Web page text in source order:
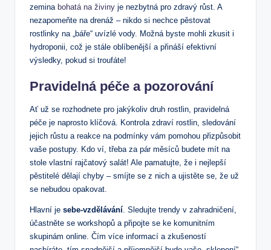
zemina bohatá na živiny ‌je ⁣nezbytná pro⁣ zdravý růst. A‌
nezapomeňte ⁤na drenáž – ‌nikdo si nechce pěstovat
rostlinky na „báře“ uvízlé vody. Možná byste mohli zkusit i
hydroponii,⁣ což je stále oblíbenější a přináší efektivní
výsledky, pokud si troufáte!
Pravidelná péče a pozorování
Ať už se rozhodnete pro jakýkoliv ⁣druh rostlin, pravidelná
péče je naprosto klíčová. Kontrola zdraví rostlin, sledování
jejich růstu a reakce na podmínky vám‍ pomohou přizpůsobit
⁣vaše postupy. ⁣Kdo ví, třeba ⁢za pár měsíců budete mít na ​
stole vlastní rajčatový salát! Ale pamatujte, že i nejlepší ​
pěstitelé dělají ‌chyby – smíjte se z nich a ujistěte se, že‍ už
se nebudou opakovat.
Hlavní je sebe-vzdělávání . ⁢Sledujte trendy v zahradničení,
účastněte se workshopů a připojte se ke ‌komunitním
skupinám online. Čím více informací a zkušeností